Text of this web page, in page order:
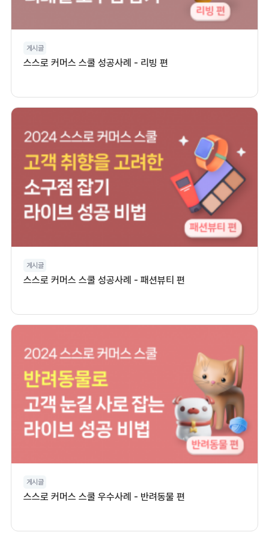
게시글
스스로 커머스 스쿨 성공사례 - 리빙 편
게시글
스스로 커머스 스쿨 성공사례 - 패션뷰티 편
게시글
스스로 커머스 스쿨 우수사례 - 반려동물 편